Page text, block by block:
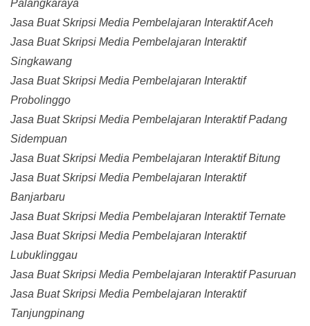
Palangkaraya
Jasa Buat Skripsi Media Pembelajaran Interaktif Aceh
Jasa Buat Skripsi Media Pembelajaran Interaktif
Singkawang
Jasa Buat Skripsi Media Pembelajaran Interaktif
Probolinggo
Jasa Buat Skripsi Media Pembelajaran Interaktif Padang
Sidempuan
Jasa Buat Skripsi Media Pembelajaran Interaktif Bitung
Jasa Buat Skripsi Media Pembelajaran Interaktif
Banjarbaru
Jasa Buat Skripsi Media Pembelajaran Interaktif Ternate
Jasa Buat Skripsi Media Pembelajaran Interaktif
Lubuklinggau
Jasa Buat Skripsi Media Pembelajaran Interaktif Pasuruan
Jasa Buat Skripsi Media Pembelajaran Interaktif
Tanjungpinang